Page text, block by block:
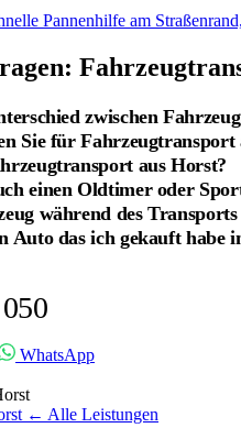
Pannenhilfe am
zwischen
Sie für Fahrzeugtransport
aus Horst?
einen Oldtimer oder
während des
Auto das ich gekauft habe
WhatsApp
← Alle Leistungen